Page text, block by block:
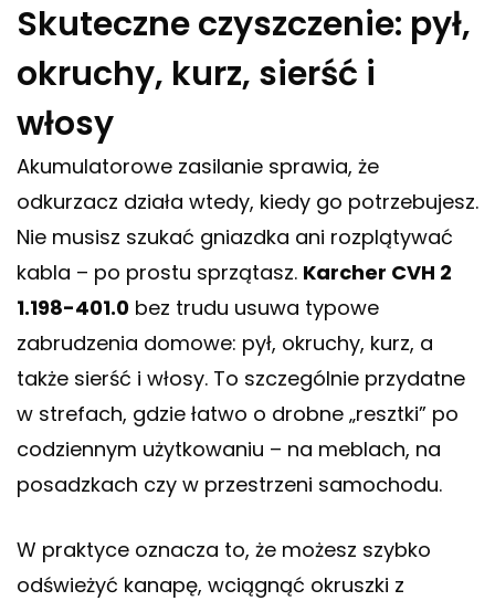
Skuteczne czyszczenie: pył,
okruchy, kurz, sierść i
włosy
Akumulatorowe zasilanie sprawia, że
odkurzacz działa wtedy, kiedy go potrzebujesz.
Nie musisz szukać gniazdka ani rozplątywać
kabla – po prostu sprzątasz. Karcher CVH 2
1.198-401.0 bez trudu usuwa typowe
zabrudzenia domowe: pył, okruchy, kurz, a
także sierść i włosy. To szczególnie przydatne
w strefach, gdzie łatwo o drobne „resztki” po
codziennym użytkowaniu – na meblach, na
posadzkach czy w przestrzeni samochodu.
W praktyce oznacza to, że możesz szybko
odświeżyć kanapę, wciągnąć okruszki z